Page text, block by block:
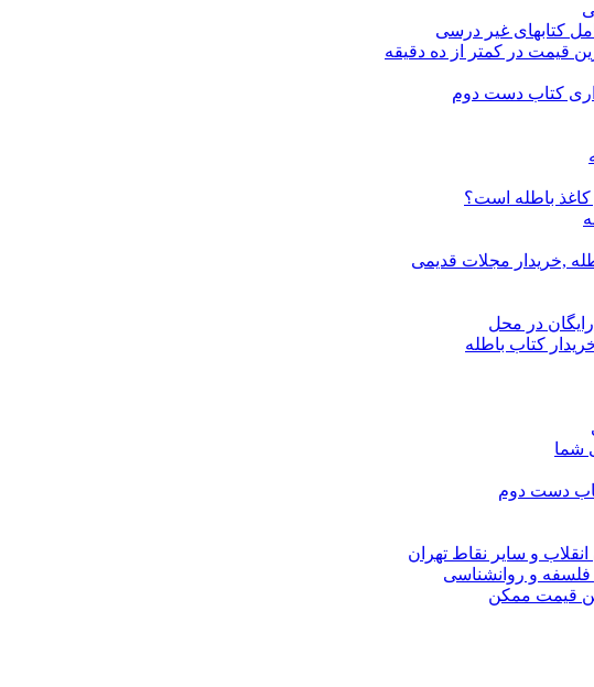
کتابهای غیر درسی
قیمت در کمتر از ده دقیقه
کتاب دست دوم
کاغذ باطله است؟
,خریدار مجلات قدیمی
در محل
کتاب باطله
شما
دست دوم
و سایر نقاط تهران
فلسفه و روانشناسی
قیمت ممکن